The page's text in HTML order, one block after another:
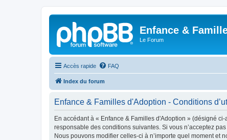
Enfance &
Le Forum
Accès rapide FAQ
Index du forum
Enfance & Familles d'Adoption - Conditions
En accédant à « Enfance & Familles d'Adoption » (désigné
responsable des conditions suivantes. Si vous n’acceptez
Nous pouvons modifier celles-ci à n’importe quel moment et